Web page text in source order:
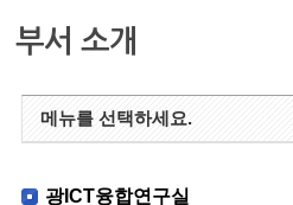
부서 소개
메뉴를 선택하세요.
광ICT융합연구실